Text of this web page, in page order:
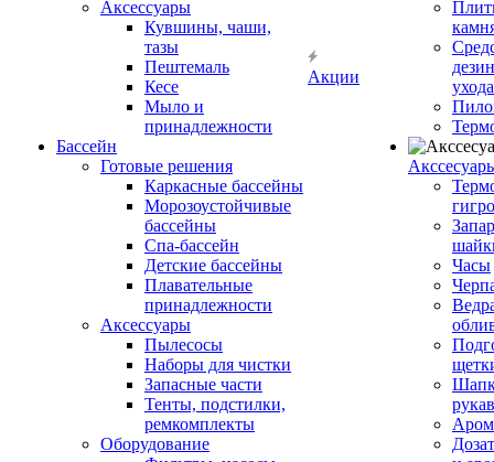
Аксессуары
Кувшины, чаши,
тазы
Пештемаль
Кесе
Мыло и
принадлежности
Бассейн
Готовые решения
Каркасные бассейны
Морозоустойчивые
бассейны
Спа-бассейн
Детские бассейны
Плавательные
принадлежности
Аксессуары
Пылесосы
Наборы для чистки
Запасные части
Тенты, подстилки,
ремкомплекты
Оборудование
Акции
ухода
Часы